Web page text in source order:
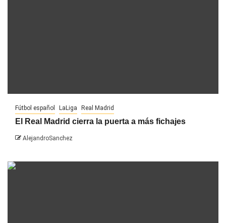
Fútbol español LaLiga Real Madrid
El Real Madrid cierra la puerta a más fichajes
AlejandroSanchez